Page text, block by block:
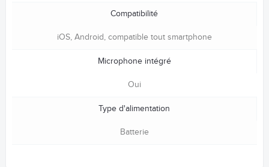
Compatibilité
iOS, Android, compatible tout smartphone
Microphone intégré
Oui
Type d'alimentation
Batterie